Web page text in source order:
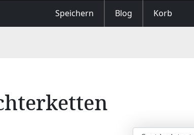
Speichern Blog Korb